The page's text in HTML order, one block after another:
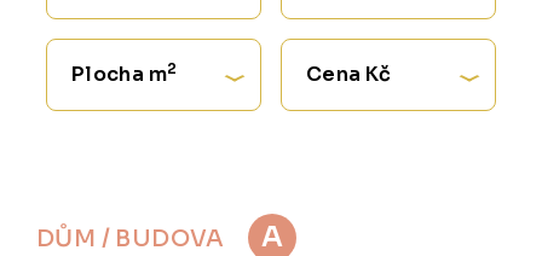
Plocha m2 Cena Kč
DŮM / BUDOVA A